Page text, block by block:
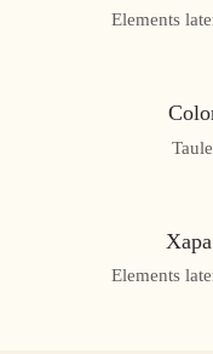
Elements
Elements